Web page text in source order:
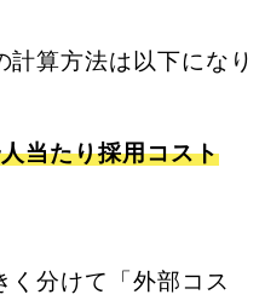
算方法は以下になり
当たり採用コスト
く分けて「外部コス